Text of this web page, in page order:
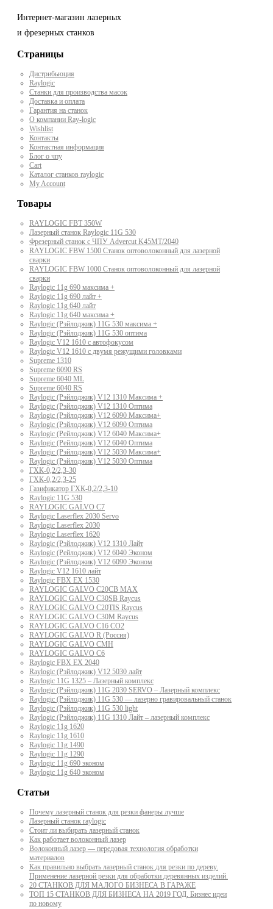
Интернет-магазин лазерных
и фрезерных станков
Страницы
Дистрибьюция
Raylogic
Станки для производства масок
Доставка и оплата
Гарантия на станок
О компании Ray-logic
Wishlist
Контакты
Контактная информация
Блог о чпу
Cart
Каталог станков raylogic
My Account
Товары
RAYLOGIC FBT 350W
Лазерный станок Raylogic 11G 530
Фрезерный станок с ЧПУ Advercut K45MT/2040
RAYLOGIC FBW 1500 Станок оптоволоконный для лазерной
сварки
RAYLOGIC FBW 1000 Станок оптоволоконный для лазерной
сварки
Raylogic 11g 690 максима +
Raylogic 11g 690 лайт +
Raylogic 11g 640 лайт
Raylogic 11g 640 максима +
Raylogic (Рэйлоджик) 11G 530 максима +
Raylogic (Рэйлоджик) 11G 530 оптима
Raylogic V12 1610 с автофокусом
Raylogic V12 1610 с двумя режущими головками
Supreme 1310
Supreme 6090 RS
Supreme 6040 ML
Supreme 6040 RS
Raylogic (Рэйлоджик) V12 1310 Максима +
Raylogic (Рэйлоджик) V12 1310 Оптима
Raylogic (Рэйлоджик) V12 6090 Максима+
Raylogic (Рэйлоджик) V12 6090 Оптима
Raylogic (Рейлоджик) V12 6040 Максима+
Raylogic (Рейлоджик) V12 6040 Оптима
Raylogic (Рэйлоджик) V12 5030 Максима+
Raylogic (Рэйлоджик) V12 5030 Оптима
ГХК-0,2/2,3-30
ГХК-0,2/2,3-25
Газификатор ГХК-0,2/2,3-10
Raylogic 11G 530
RAYLOGIC GALVO С7
Raylogic Laserflex 2030 Servo
Raylogic Laserflex 2030
Raylogic Laserflex 1620
Raylogic (Рэйлоджик) V12 1310 Лайт
Raylogic (Рейлоджик) V12 6040 Эконом
Raylogic (Рэйлоджик) V12 6090 Эконом
Raylogic V12 1610 лайт
Raylogic FBX EX 1530
RAYLOGIC GALVO С20CB MAX
RAYLOGIC GALVO С30SB Raycus
RAYLOGIC GALVO C20TIS Raycus
RAYLOGIC GALVO С30M Raycus
RAYLOGIC GALVO С16 CO2
RAYLOGIC GALVO R (Россия)
RAYLOGIC GALVO CMH
RAYLOGIC GALVO С6
Raylogic FBX EX 2040
Raylogic (Рэйлоджик) V12 5030 лайт
Raylogic 11G 1325 – Лазерный комплекс
Raylogic (Рэйлоджик) 11G 2030 SERVO – Лазерный комплекс
Raylogic (Рэйлоджик) 11G 530 — лазерно гравировальный станок
Raylogic (Рэйлоджик) 11G 530 light
Raylogic (Рэйлоджик) 11G 1310 Лайт – лазерный комплекс
Raylogic 11g 1620
Raylogic 11g 1610
Raylogic 11g 1490
Raylogic 11g 1290
Raylogic 11g 690 эконом
Raylogic 11g 640 эконом
Статьи
Почему лазерный станок для резки фанеры лучше
Лазерный станок raylogic
Стоит ли выбирать лазерный станок
Как работает волоконный лазер
Волоконный лазер — передовая технология обработки
материалов
Как правильно выбрать лазерный станок для резки по дереву.
Применение лазерной резки для обработки деревянных изделий.
20 СТАНКОВ ДЛЯ МАЛОГО БИЗНЕСА В ГАРАЖЕ
ТОП 15 СТАНКОВ ДЛЯ БИЗНЕСА НА 2019 ГОД. Бизнес идеи
по новому